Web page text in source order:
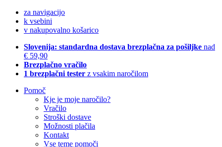
za navigacijo
k vsebini
v nakupovalno košarico
Slovenija: standardna dostava brezplačna za pošiljke nad
€ 59,90
Brezplačno vračilo
1 brezplačni tester z vsakim naročilom
Pomoč
Kje je moje naročilo?
Vračilo
Stroški dostave
Možnosti plačila
Kontakt
Vse teme pomoči